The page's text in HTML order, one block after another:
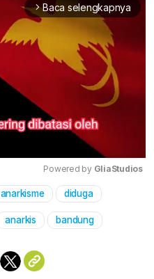
arrow_forward_ios Baca selengkapnya
Mute
Powered by GliaStudios
anarkisme diduga
anarkis bandung